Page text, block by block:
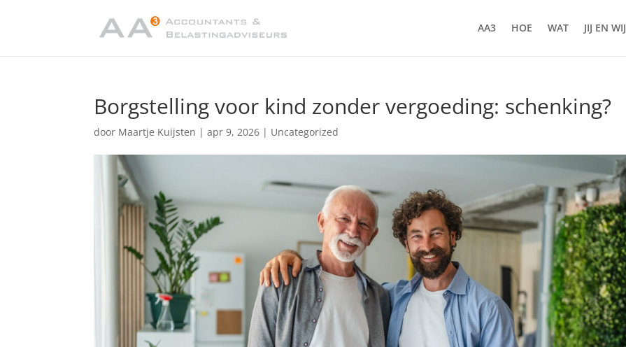
AA3 HOE WAT JIJ EN WIJ
Borgstelling voor kind zonder vergoeding: schenking?
door Maartje Kuijsten |apr 9, 2026 | Uncategorized